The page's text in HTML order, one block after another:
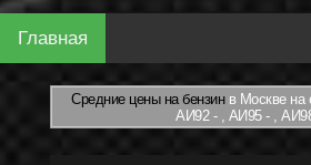
Главная
Средние цены на бензинв Москве на
АИ92 - , АИ95 - ,